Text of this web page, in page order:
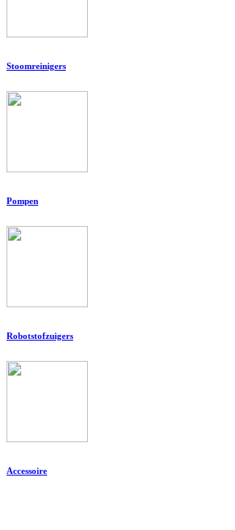
Stoomreinigers
Pompen
Robotstofzuigers
Accessoire